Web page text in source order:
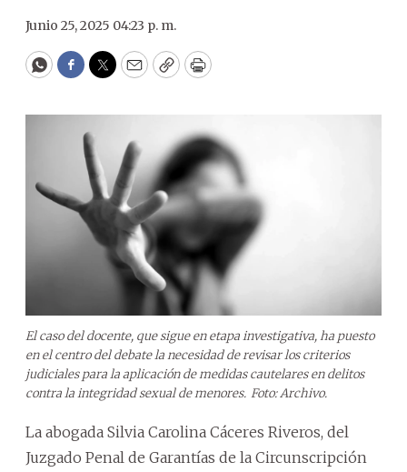
Junio 25, 2025 04:23 p. m.
WhatsApp
Facebook
Twitter
EmailCopyPrint
El caso del docente, que sigue en etapa investigativa, ha puesto
en el centro del debate la necesidad de revisar los criterios
judiciales para la aplicación de medidas cautelares en delitos
contra la integridad sexual de menores. Foto: Archivo.
La abogada Silvia Carolina Cáceres Riveros, del
Juzgado Penal de Garantías de la Circunscripción